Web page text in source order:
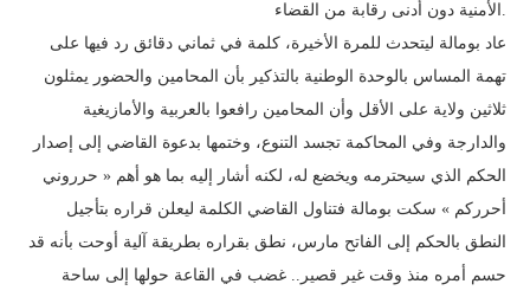
الأمنية دون أدنى رقابة من القضاء.
عاد بومالة ليتحدث للمرة الأخيرة، كلمة في ثماني دقائق رد فيها على
تهمة المساس بالوحدة الوطنية بالتذكير بأن المحامين والحضور يمثلون
ثلاثين ولاية على الأقل وأن المحامين رافعوا بالعربية والأمازيغية
والدارجة وفي المحاكمة تجسد التنوع، وختمها بدعوة القاضي إلى إصدار
الحكم الذي سيحترمه ويخضع له، لكنه أشار إليه بما هو أهم « حرروني
أحرركم » سكت بومالة فتناول القاضي الكلمة ليعلن قراره بتأجيل
النطق بالحكم إلى الفاتح مارس، نطق بقراره بطريقة آلية أوحت بأنه قد
حسم أمره منذ وقت غير قصير.. غضب في القاعة حولها إلى ساحة